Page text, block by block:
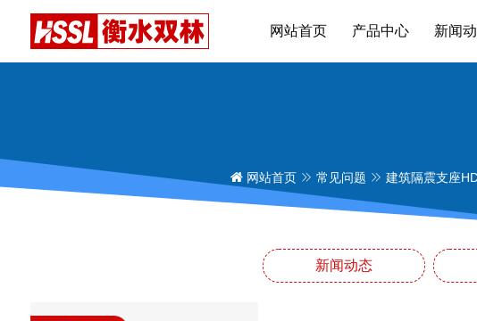
网站首页 产品中心 新闻
网站首页 常见问题 建筑隔震支座
新闻动态